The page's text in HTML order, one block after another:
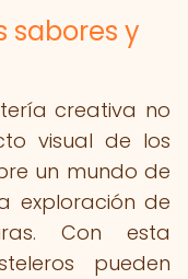
sabores y
creativa no
visual de los
un mundo de
exploración de
Con esta
pueden